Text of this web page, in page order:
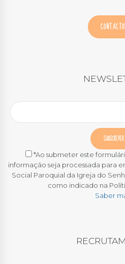
*Ao submeter este
informação seja processada para
Social Paroquial da Igreja do
como indicado na
Saber